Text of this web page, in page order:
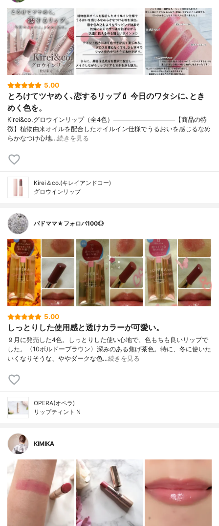
5.00
とろけてツヤめく､恋するリップ💄 今日のワタシに､とき
めく色を。
Kirei&co.グロウインリップ（全4色）──────────────【商品の特
徴】植物由来オイルを配合したオイルイン仕様でうるおいを感じるなめ
らかなつけ心地…続きを見る
Kirei＆co.(キレイアンドコー)
グロウインリップ
バドママ★フォロバ100◎
5.00
しっとりした使用感と透けカラーが可愛い。
９月に発売した4色。しっとりした使い心地で、色もちも良いリップで
した。〈10ボルドーブラウン〉深みのある焦げ茶色。特に、冬に使いた
いくなりそうな、ややダークな色…続きを見る
OPERA(オペラ)
リップティント N
KIMIKA